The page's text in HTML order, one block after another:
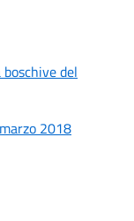
del
2018